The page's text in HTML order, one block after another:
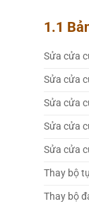
1.1
Sửa cửa
Sửa cửa
Sửa cửa
Sửa cửa
Sửa cửa
Thay bộ
Thay bộ